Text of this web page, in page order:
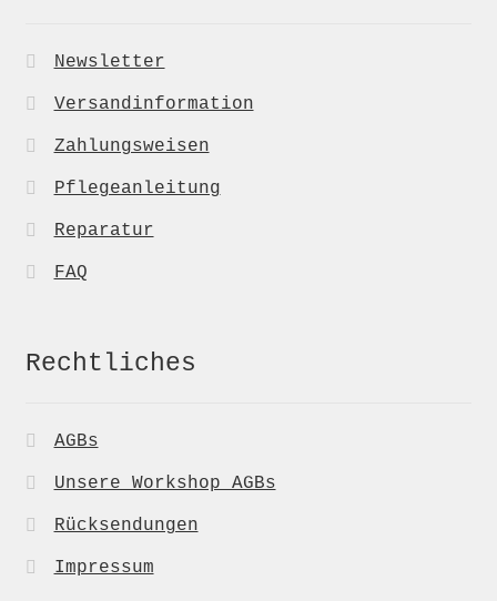
Newsletter
Versandinformation
Zahlungsweisen
Pflegeanleitung
Reparatur
FAQ
Rechtliches
AGBs
Unsere Workshop AGBs
Rücksendungen
Impressum